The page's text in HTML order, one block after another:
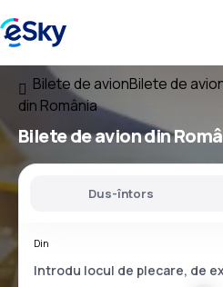
Bilete de avionBilete de
din România
Bilete de aviondin
Dus-întors
Din